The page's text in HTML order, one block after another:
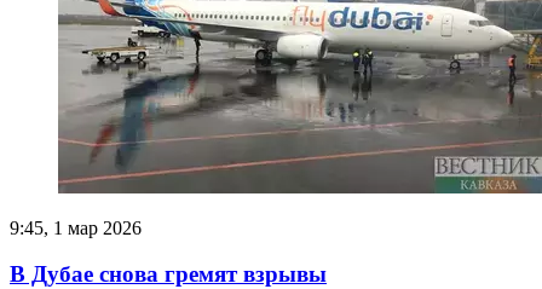
9:45, 1 мар 2026
В Дубае снова гремят взрывы